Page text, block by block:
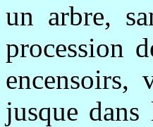
un arbre,
procession
jusque